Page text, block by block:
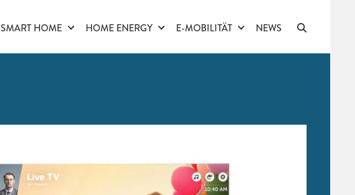
SMART HOME HOME ENERGY E-MOBILITÄT NEWS